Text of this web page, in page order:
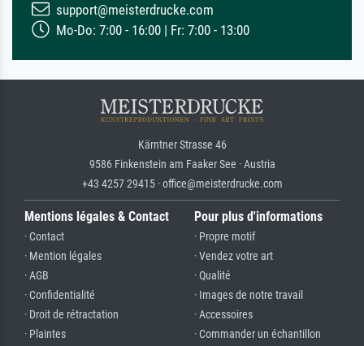
support@meisterdrucke.com
Mo-Do: 7:00 - 16:00 | Fr: 7:00 - 13:00
Kärntner Strasse 46
9586 Finkenstein am Faaker See · Austria
+43 4257 29415 · office@meisterdrucke.com
Mentions légales & Contact
· Contact
· Mention légales
· AGB
· Confidentialité
· Droit de rétractation
· Plaintes
Pour plus d'informations
· Propre motif
· Vendez votre art
· Qualité
· Images de notre travail
· Accessoires
· Commander un échantillon